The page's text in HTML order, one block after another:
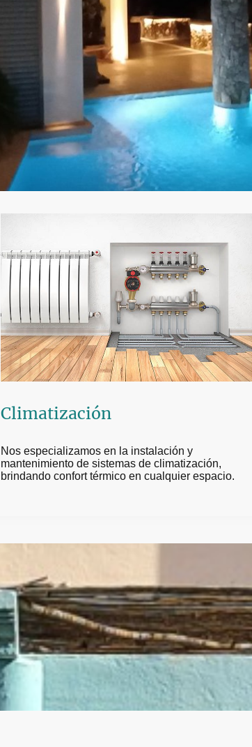
Climatización
Nos especializamos en la instalación y
mantenimiento de sistemas de climatización,
brindando confort térmico en cualquier espacio.